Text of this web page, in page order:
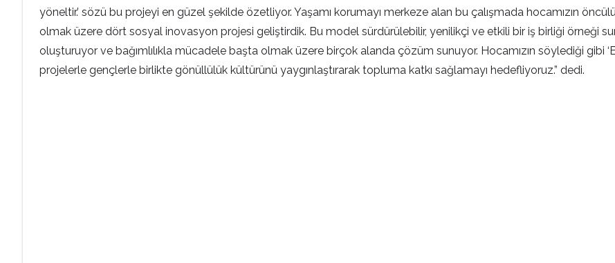
yöneltir.’ sözü bu projeyi en güzel şekilde özetliyor. Yaşamı korumayı merkeze alan bu çalışmada hocamızın
olmak üzere dört sosyal inovasyon projesi geliştirdik. Bu model sürdürülebilir, yenilikçi ve etkili bir iş birliği örneği
oluşturuyor ve bağımlılıkla mücadele başta olmak üzere birçok alanda çözüm sunuyor. Hocamızın söylediği gibi
projelerle gençlerle birlikte gönüllülük kültürünü yaygınlaştırarak topluma katkı sağlamayı hedefliyoruz.” dedi.